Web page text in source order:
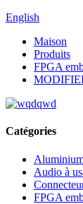
English
Maison
Produits
FPGA
Catégories
Audio à
FPGA